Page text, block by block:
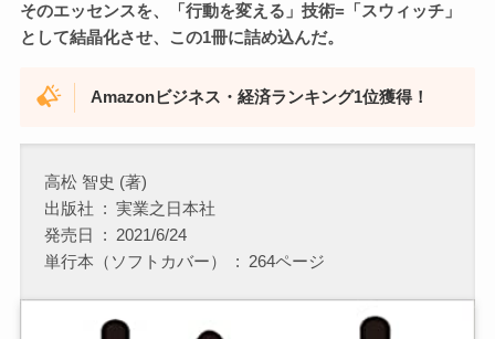
そのエッセンスを、「行動を変える」技術=「スウィッチ」
として結晶化させ、 この1冊に詰め込んだ。
Amazonビジネス・経済ランキング1位獲得！
高松 智史 (著)
出版社 ‏ : ‎ 実業之日本社
発売日 ‏ : ‎ 2021/6/24
単行本（ソフトカバー） ‏ : ‎ 264ページ